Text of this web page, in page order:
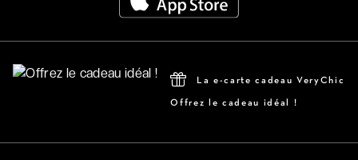
La e-carte cadeau VeryChic
Offrez le cadeau idéal !